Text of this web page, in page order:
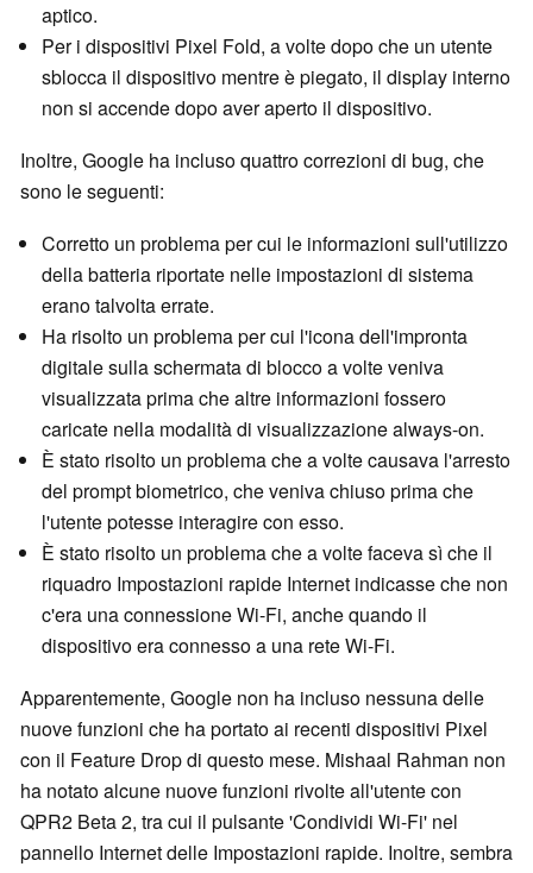
aptico.
Per i dispositivi Pixel Fold, a volte dopo che un utente
sblocca il dispositivo mentre è piegato, il display interno
non si accende dopo aver aperto il dispositivo.
Inoltre, Google ha incluso quattro correzioni di bug, che
sono le seguenti:
Corretto un problema per cui le informazioni sull'utilizzo
della batteria riportate nelle impostazioni di sistema
erano talvolta errate.
Ha risolto un problema per cui l'icona dell'impronta
digitale sulla schermata di blocco a volte veniva
visualizzata prima che altre informazioni fossero
caricate nella modalità di visualizzazione always-on.
È stato risolto un problema che a volte causava l'arresto
del prompt biometrico, che veniva chiuso prima che
l'utente potesse interagire con esso.
È stato risolto un problema che a volte faceva sì che il
riquadro Impostazioni rapide Internet indicasse che non
c'era una connessione Wi-Fi, anche quando il
dispositivo era connesso a una rete Wi-Fi.
Apparentemente, Google non ha incluso nessuna delle
nuove funzioni che ha portato ai recenti dispositivi Pixel
con il Feature Drop di questo mese. Mishaal Rahman non
ha notato alcune nuove funzioni rivolte all'utente con
QPR2 Beta 2, tra cui il pulsante 'Condividi Wi-Fi' nel
pannello Internet delle Impostazioni rapide. Inoltre, sembra